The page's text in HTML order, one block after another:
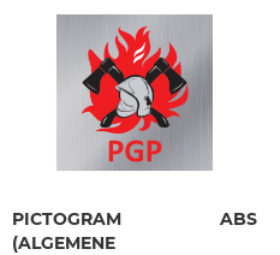
PICTOGRAM ABS
(ALGEMENE